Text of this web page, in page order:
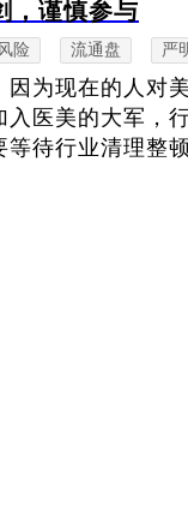
，谨慎参与
险 流通盘 严
因为现在的人对
医美的大军，
待行业清理整